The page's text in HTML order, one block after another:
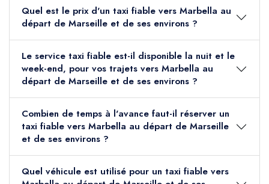
Quel est le prix d'un taxi fiable vers Marbella au
départ de Marseille et de ses environs ?
Le service taxi fiable est-il disponible la nuit et le
week-end, pour vos trajets vers Marbella au
départ de Marseille et de ses environs ?
Combien de temps à l'avance faut-il réserver un
taxi fiable vers Marbella au départ de Marseille
et de ses environs ?
Quel véhicule est utilisé pour un taxi fiable vers